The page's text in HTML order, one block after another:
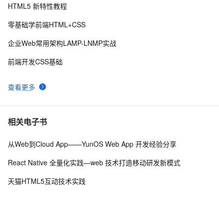
10CSS重构：样式表性能调优
查看更多
HTML5 新特性教程
零基础学前端HTML+CSS
企业Web常用架构LAMP-LNMP实战
前端开发CSS基础
相关电子书
从Web到Cloud App——YunOS Web App 开发经验分享
React Native 全量化实践—web 技术打造移动研发新模式
天猫HTML5互动技术实践